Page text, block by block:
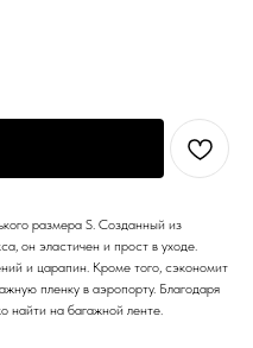
размера S. Созданный из
он эластичен и прост в уходе.
и царапин. Кроме того, сэкономит
пленку в аэропорту. Благодаря
найти на багажной ленте.